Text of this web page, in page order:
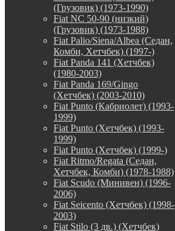
(Грузовик) (1973-1990)
Fiat NC 50-90 (низкий)
(Грузовик) (1973-1988)
Fiat Palio/Siena/Albea (Седан,
Комби, Хетчбек) (1997-)
Fiat Panda 141 (Хетчбек)
(1980-2003)
Fiat Panda 169/Gingo
(Хетчбек) (2003-2010)
Fiat Punto (Кабриолет) (1993-
1999)
Fiat Punto (Хетчбек) (1993-
1999)
Fiat Punto (Хетчбек) (1999-)
Fiat Ritmo/Regata (Седан,
Хетчбек, Комби) (1978-1988)
Fiat Scudo (Минивен) (1996-
2006)
Fiat Seicento (Хетчбек) (1998-
2003)
Fiat Stilo (3 дв.) (Хетчбек)